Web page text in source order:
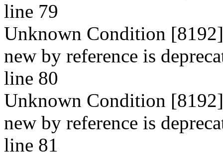
line 79
Unknown Condition
new by reference is
line 80
Unknown Condition
new by reference is
line 81